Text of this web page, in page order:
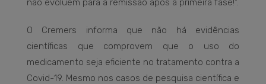
não evoluem para a remissão após a primeira fase!”.
O Cremers informa que não há evidências
científicas que comprovem que o uso do
medicamento seja eficiente no tratamento contra a
Covid-19. Mesmo nos casos de pesquisa científica e